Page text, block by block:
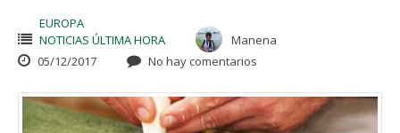
EUROPA
NOTICIAS ÚLTIMA HORA
Manena
05/12/2017
No hay comentarios